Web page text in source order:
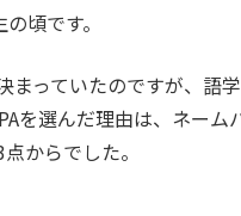
頃です。
まっていたのですが、語
を選んだ理由は、ネー
からでした。